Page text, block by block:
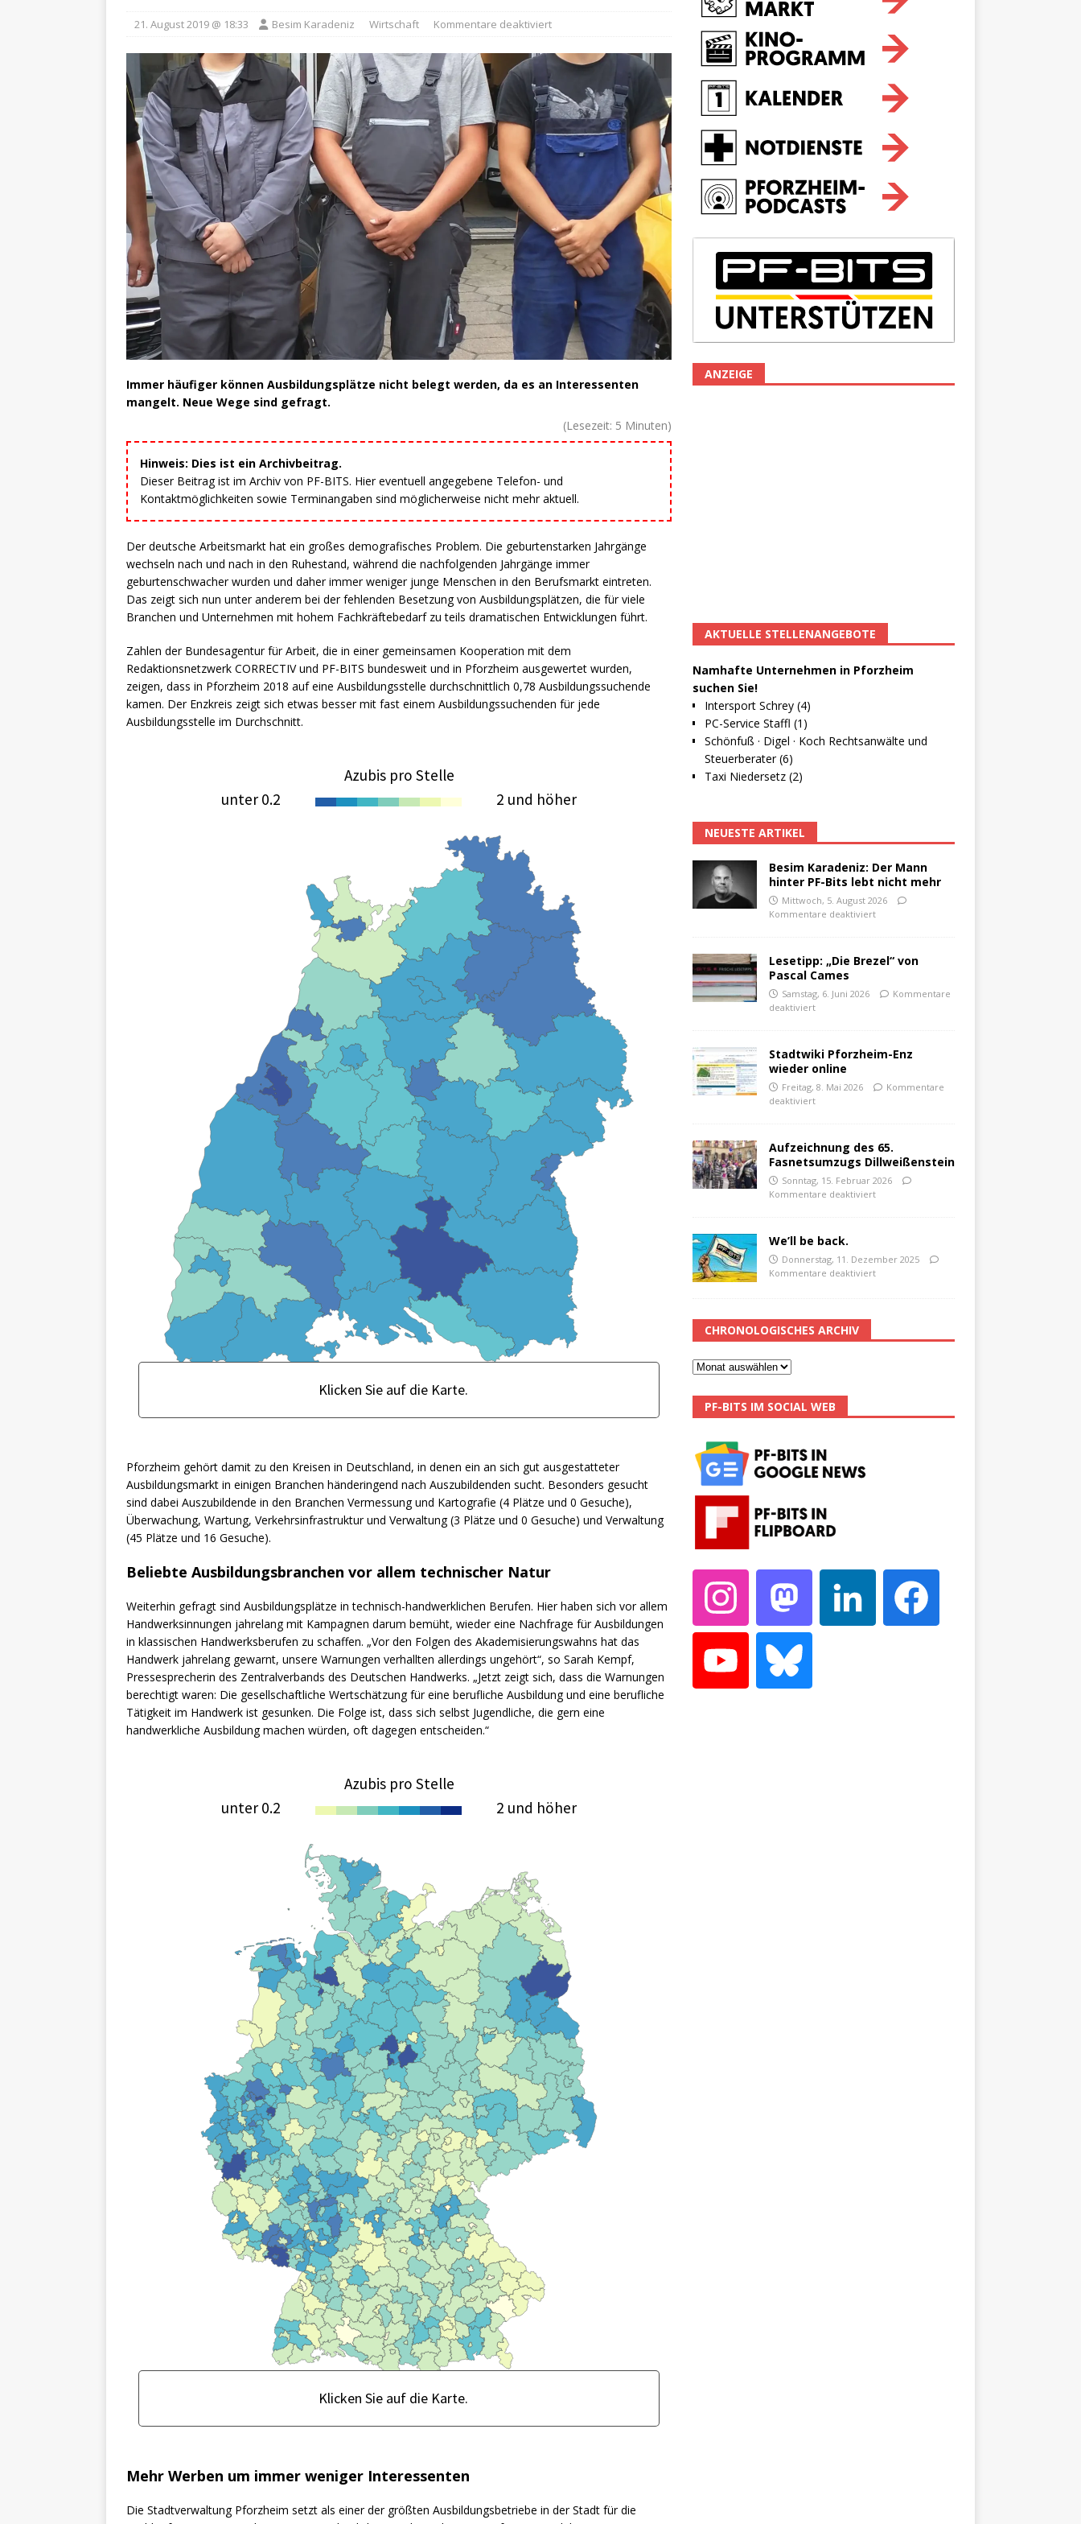
21. August 2019 @ 18:33 Besim Karadeniz Wirtschaft Kommentare deaktiviert
Immer häufiger können Ausbildungsplätze nicht belegt werden, da es an Interessenten
mangelt. Neue Wege sind gefragt.
(Lesezeit: 5 Minuten)
Hinweis: Dies ist ein Archivbeitrag.
Dieser Beitrag ist im Archiv von PF-BITS. Hier eventuell angegebene Telefon- und
Kontaktmöglichkeiten sowie Terminangaben sind möglicherweise nicht mehr aktuell.
Der deutsche Arbeitsmarkt hat ein großes demografisches Problem. Die geburtenstarken Jahrgänge
wechseln nach und nach in den Ruhestand, während die nachfolgenden Jahrgänge immer
geburtenschwacher wurden und daher immer weniger junge Menschen in den Berufsmarkt eintreten.
Das zeigt sich nun unter anderem bei der fehlenden Besetzung von Ausbildungsplätzen, die für viele
Branchen und Unternehmen mit hohem Fachkräftebedarf zu teils dramatischen Entwicklungen führt.
Zahlen der Bundesagentur für Arbeit, die in einer gemeinsamen Kooperation mit dem
Redaktionsnetzwerk CORRECTIV und PF-BITS bundesweit und in Pforzheim ausgewertet wurden,
zeigen, dass in Pforzheim 2018 auf eine Ausbildungsstelle durchschnittlich 0,78 Ausbildungssuchende
kamen. Der Enzkreis zeigt sich etwas besser mit fast einem Ausbildungssuchenden für jede
Ausbildungsstelle im Durchschnitt.
Azubis pro Stelle
unter 0.2
2 und höher
Pforzheim gehört damit zu den Kreisen in Deutschland, in denen ein an sich gut ausgestatteter
Ausbildungsmarkt in einigen Branchen händeringend nach Auszubildenden sucht. Besonders gesucht
sind dabei Auszubildende in den Branchen Vermessung und Kartografie (4 Plätze und 0 Gesuche),
Überwachung, Wartung, Verkehrsinfrastruktur und Verwaltung (3 Plätze und 0 Gesuche) und Verwaltung
(45 Plätze und 16 Gesuche).
Beliebte Ausbildungsbranchen vor allem technischer Natur
Weiterhin gefragt sind Ausbildungsplätze in technisch-handwerklichen Berufen. Hier haben sich vor allem
Handwerksinnungen jahrelang mit Kampagnen darum bemüht, wieder eine Nachfrage für Ausbildungen
in klassischen Handwerksberufen zu schaffen. „Vor den Folgen des Akademisierungswahns hat das
Handwerk jahrelang gewarnt, unsere Warnungen verhallten allerdings ungehört“, so Sarah Kempf,
Pressesprecherin des Zentralverbands des Deutschen Handwerks. „Jetzt zeigt sich, dass die Warnungen
berechtigt waren: Die gesellschaftliche Wertschätzung für eine berufliche Ausbildung und eine berufliche
Tätigkeit im Handwerk ist gesunken. Die Folge ist, dass sich selbst Jugendliche, die gern eine
handwerkliche Ausbildung machen würden, oft dagegen entscheiden.“
Azubis pro Stelle
unter 0.2
2 und höher
Mehr Werben um immer weniger Interessenten
Die Stadtverwaltung Pforzheim setzt als einer der größten Ausbildungsbetriebe in der Stadt für die
ANZEIGE
AKTUELLE STELLENANGEBOTE
Namhafte Unternehmen in Pforzheim
suchen Sie!
Intersport Schrey (4)
PC-Service Staffl (1)
Schönfuß · Digel · Koch Rechtsanwälte und
Steuerberater (6)
Taxi Niedersetz (2)
NEUESTE ARTIKEL
Besim Karadeniz: Der Mann
hinter PF-Bits lebt nicht mehr
Mittwoch, 5. August 2026
Kommentare deaktiviert
Lesetipp: „Die Brezel“ von
Pascal Cames
Samstag, 6. Juni 2026
Kommentare
deaktiviert
Stadtwiki Pforzheim-Enz
wieder online
Freitag, 8. Mai 2026
Kommentare
deaktiviert
Aufzeichnung des 65.
Fasnetsumzugs Dillweißenstein
Sonntag, 15. Februar 2026
Kommentare deaktiviert
We’ll be back.
Donnerstag, 11. Dezember 2025
Kommentare deaktiviert
CHRONOLOGISCHES ARCHIV
PF-BITS IM SOCIAL WEB